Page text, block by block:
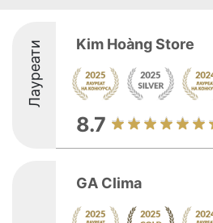
Лауреати Kim Hoàng Store
8.7
GA Clima